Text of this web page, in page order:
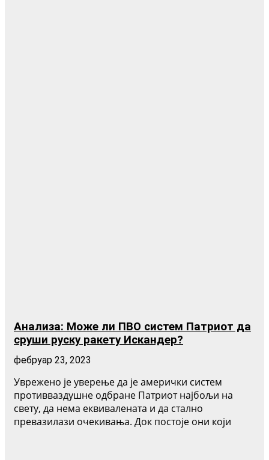
Анализа: Може ли ПВО систем Патриот да
сруши руску ракету Искандер?
фебруар 23, 2023
Уврежено је уверење да је амерички систем
противваздушне одбране Патриот најбољи на
свету, да нема еквивалената и да стално
превазилази очекивања. Док постоје они који